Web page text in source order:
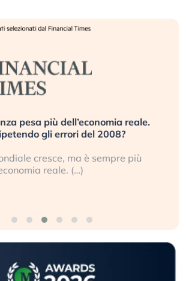
pesa più dell’economia reale.
gli errori del 2008?
cresce, ma è sempre più
reale. (…)